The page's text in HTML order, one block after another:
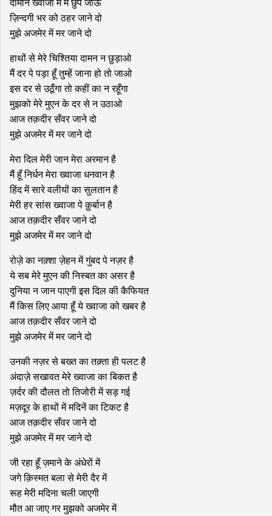
ज़िन्दगी भर को ठहर जाने दो
मुझे अजमेर में मर जाने दो
हाथों से मेरे चिश्तिया दामन न छुड़ाओ
मैं दर पे पड़ा हूँ तुम्हें जाना हो तो जाओ
इस दर से उठूँगा तो कहीं का न रहूँगा
मुझको मेरे मुएन के दर से न उठाओ
आज तक़दीर सँवर जाने दो
मुझे अजमेर में मर जाने दो
मेरा दिल मेरी जान मेरा अरमान है
मैं हूँ निर्धन मेरा ख्वाजा धनवान है
हिंद में सारे वलीयों का सुलतान है
मेरी हर सांस ख्वाजा पे क़ुर्बान है
आज तक़दीर सँवर जाने दो
मुझे अजमेर में मर जाने दो
रोज़े का नक़्शा ज़ेहन में गुंबद पे नज़र है
ये सब मेरे मुएन की निस्बत का असर है
दुनिया न जान पाएगी इस दिल की कैफियत
मैं किस लिए आया हूँ ये ख्वाजा को खबर है
आज तक़दीर सँवर जाने दो
मुझे अजमेर में मर जाने दो
उनकी नज़र से बख्त का तक़्ता ही पलट है
अंदाज़े सखावत मेरे ख्वाजा का बिकत है
ज़र्दर की दौलत तो तिजोरी में सड़ गई
मज़दूर के हाथों में मदिनें का टिकट है
आज तक़दीर सँवर जाने दो
मुझे अजमेर में मर जाने दो
जी रहा हूँ ज़माने के अंधेरों में
जगे क़िस्मत बला से मेरी दैर में
रूह मेरी मदिना चली जाएगी
मौत आ जाए गर मुझको अजमेर में